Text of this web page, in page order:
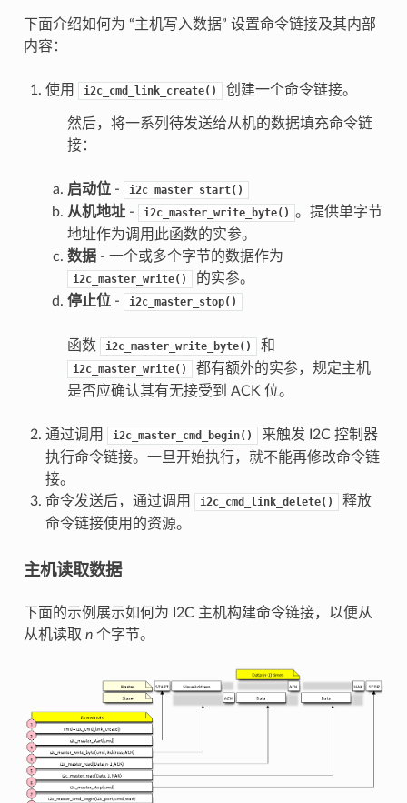
下面介绍如何为 “主机写入数据” 设置命令链接及其内部
内容：
使用 i2c_cmd_link_create() 创建一个命令链接。
然后，将一系列待发送给从机的数据填充命令链
接：
启动位- i2c_master_start()
从机地址- i2c_master_write_byte() 。提供单字节
地址作为调用此函数的实参。
数据- 一个或多个字节的数据作为
i2c_master_write()
的实参。
停止位- i2c_master_stop()
函数 i2c_master_write_byte() 和
i2c_master_write()
都有额外的实参，规定主机
是否应确认其有无接受到 ACK 位。
通过调用 i2c_master_cmd_begin()
来触发 I2C 控制器
执行命令链接。一旦开始执行，就不能再修改命令链
接。
命令发送后，通过调用
i2c_cmd_link_delete()
释放
命令链接使用的资源。
主机读取数据
下面的示例展示如何为 I2C 主机构建命令链接，以便从
从机读取 n个字节。